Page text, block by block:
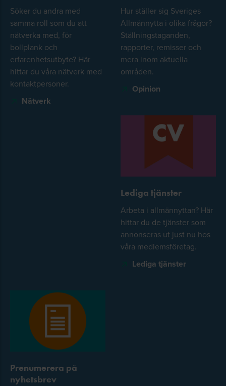
Söker du andra med
samma roll som du att
nätverka med, för
bollplank och
erfarenhetsutbyte? Här
hittar du våra nätverk med
kontaktpersoner.
Nätverk
Hur ställer sig Sveriges
Allmännytta i olika frågor?
Ställningstaganden,
rapporter, remisser och
mera inom aktuella
områden.
Opinion
Lediga tjänster
Arbeta i allmännyttan? Här
hittar du de tjänster som
annonseras ut just nu hos
våra medlemsföretag.
Lediga tjänster
Prenumerera på
nyhetsbrev